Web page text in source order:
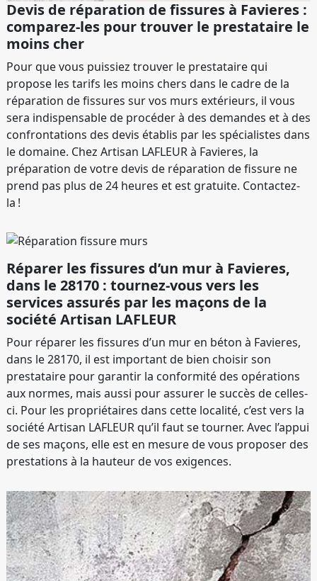
Devis de réparation de fissures à Favieres :
comparez-les pour trouver le prestataire le
moins cher
Pour que vous puissiez trouver le prestataire qui
propose les tarifs les moins chers dans le cadre de la
réparation de fissures sur vos murs extérieurs, il vous
sera indispensable de procéder à des demandes et à des
confrontations des devis établis par les spécialistes dans
le domaine. Chez Artisan LAFLEUR à Favieres, la
préparation de votre devis de réparation de fissure ne
prend pas plus de 24 heures et est gratuite. Contactez-
la !
Réparer les fissures d’un mur à Favieres,
dans le 28170 : tournez-vous vers les
services assurés par les maçons de la
société Artisan LAFLEUR
Pour réparer les fissures d’un mur en béton à Favieres,
dans le 28170, il est important de bien choisir son
prestataire pour garantir la conformité des opérations
aux normes, mais aussi pour assurer le succès de celles-
ci. Pour les propriétaires dans cette localité, c’est vers la
société Artisan LAFLEUR qu’il faut se tourner. Avec l’appui
de ses maçons, elle est en mesure de vous proposer des
prestations à la hauteur de vos exigences.